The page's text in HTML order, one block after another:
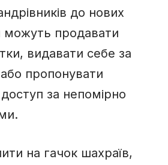
до нових
продавати
видавати себе за
або пропонувати
за непомірно
на гачок шахраїв,